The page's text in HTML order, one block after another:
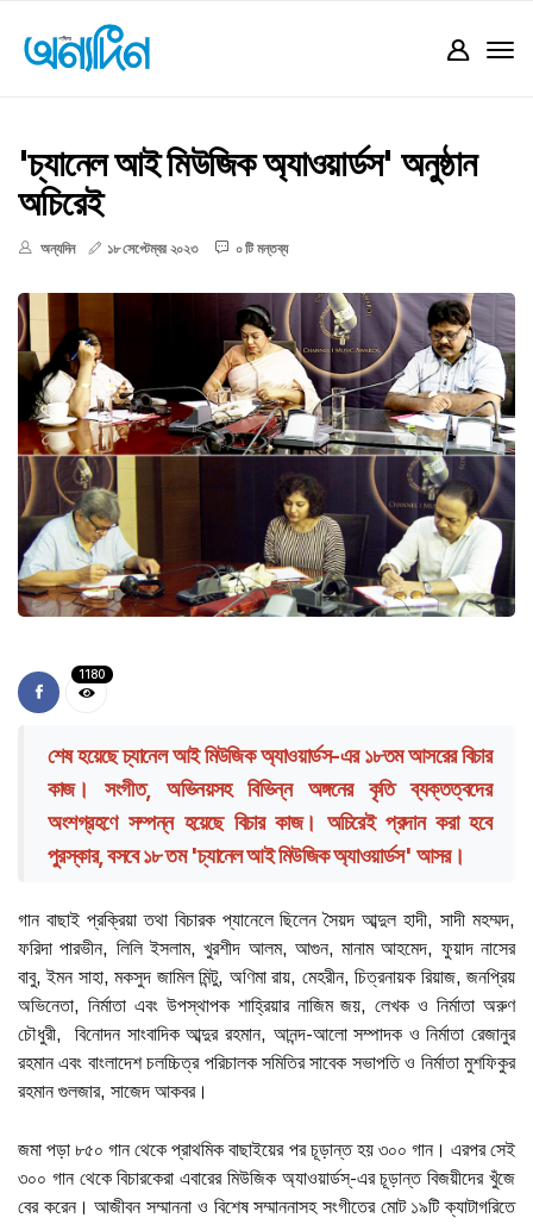
'চ্যানেল আই মিউজিক অ্যাওয়ার্ডস' অনুষ্ঠান
অচিরেই
অন্যদিন ১৮ সেপ্টেম্বর ২০২৩ ০ টি মন্তব্য
1180
শেষ হয়েছে চ্যানেল আই মিউজিক অ্যাওয়ার্ডস-এর ১৮তম আসরের বিচার
কাজ। সংগীত, অভিনয়সহ বিভিন্ন অঙ্গনের কৃতি ব্যক্তত্বদের
অংশগ্রহণে সম্পন্ন হয়েছে বিচার কাজ। অচিরেই প্রদান করা হবে
পুরস্কার, বসবে ১৮ তম 'চ্যানেল আই মিউজিক অ্যাওয়ার্ডস' আসর।
গান বাছাই প্রক্রিয়া তথা বিচারক প্যানেলে ছিলেন সৈয়দ আব্দুল হাদী, সাদী মহম্মদ,
ফরিদা পারভীন, লিলি ইসলাম, খুরশীদ আলম, আগুন, মানাম আহমেদ, ফুয়াদ নাসের
বাবু, ইমন সাহা, মকসুদ জামিল মিন্টু, অণিমা রায়, মেহরীন, চিত্রনায়ক রিয়াজ, জনপ্রিয়
অভিনেতা, নির্মাতা এবং উপস্থাপক শাহ্রিয়ার নাজিম জয়, লেখক ও নির্মাতা অরুণ
চৌধুরী, বিনোদন সাংবাদিক আব্দুর রহমান, আনন্দ-আলো সম্পাদক ও নির্মাতা রেজানুর
রহমান এবং বাংলাদেশ চলচ্চিত্র পরিচালক সমিতির সাবেক সভাপতি ও নির্মাতা মুশফিকুর
রহমান গুলজার, সাজেদ আকবর।
জমা পড়া ৮৫০ গান থেকে প্রাথমিক বাছাইয়ের পর চূড়ান্ত হয় ৩০০ গান। এরপর সেই
৩০০ গান থেকে বিচারকেরা এবারের মিউজিক অ্যাওয়ার্ডস্-এর চূড়ান্ত বিজয়ীদের খুঁজে
বের করেন। আজীবন সম্মাননা ও বিশেষ সম্মাননাসহ সংগীতের মোট ১৯টি ক্যাটাগরিতে